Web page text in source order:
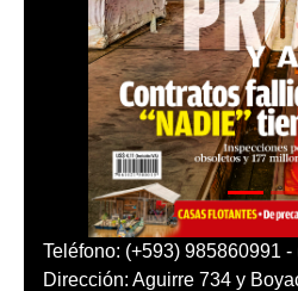
Teléfono: (+593) 985860991 -
Dirección: Aguirre 734 y